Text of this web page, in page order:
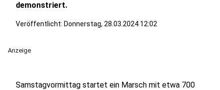
demonstriert.
Veröffentlicht: Donnerstag, 28.03.2024 12:02
Anzeige
Samstagvormittag startet ein Marsch mit etwa 700